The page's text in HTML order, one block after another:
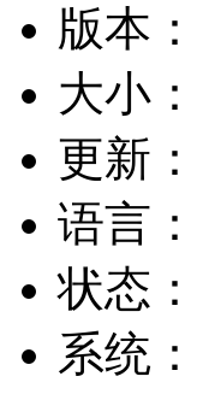
版本：
大小：
更新：
语言：
状态：
系统：